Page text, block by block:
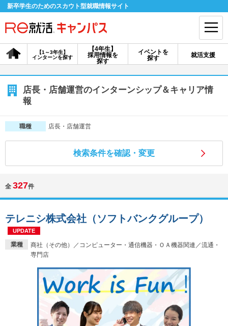
新卒学生のためのスカウト型就職情報サイト
【4年生】
採用情報を
探す
【1～3年生】
インターンを探す
イベントを
探す
就活支援
会員登録 ログイン
会員ID・パスワードを忘れた方はこちら
説明会を探す
インターンを探す
イベントを探す
就活ノウハウ・サポート
就活支援 就活コラム
適職診断
あなたに合う仕事を診断！
就活チャンネル
動画で対策講座をチェック
就活ニュースペーパー よくある質問
店長・店舗運営のインターンシップ＆キャリア情
報
職種 店長・店舗運営
検索条件を確認・変更
全 327件
業種
商社（その他）／コンピューター・通信機器・ＯＡ機器関連／流通・
専門店
テレニシ株式会社（ソフトバンクグループ）
UPDATE